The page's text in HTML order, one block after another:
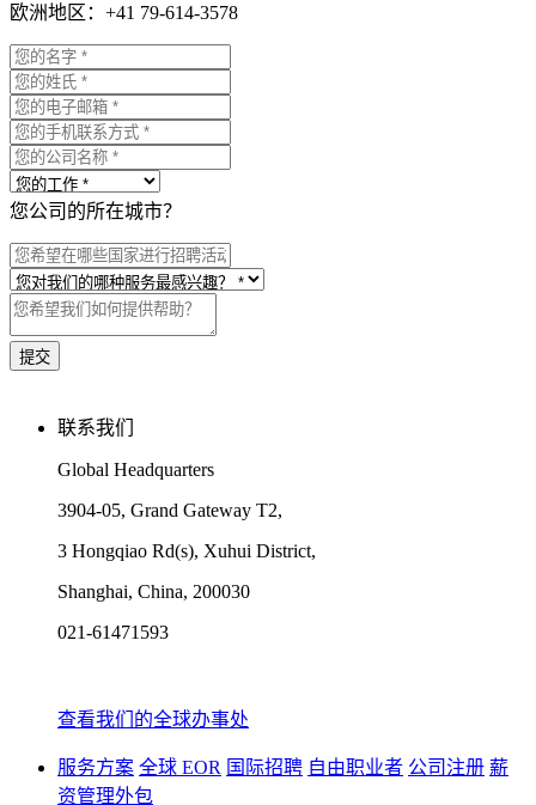
欧洲地区：+41 79-614-3578
您公司的所在城市？
联系我们
Global Headquarters
3904-05, Grand Gateway T2,
3 Hongqiao Rd(s), Xuhui District,
Shanghai, China, 200030
021-61471593
查看我们的全球办事处
服务方案 全球 EOR 国际招聘 自由职业者 公司注册 薪
资管理外包